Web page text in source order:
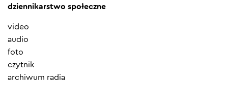
dziennikarstwo społeczne
video
audio
foto
czytnik
archiwum radia